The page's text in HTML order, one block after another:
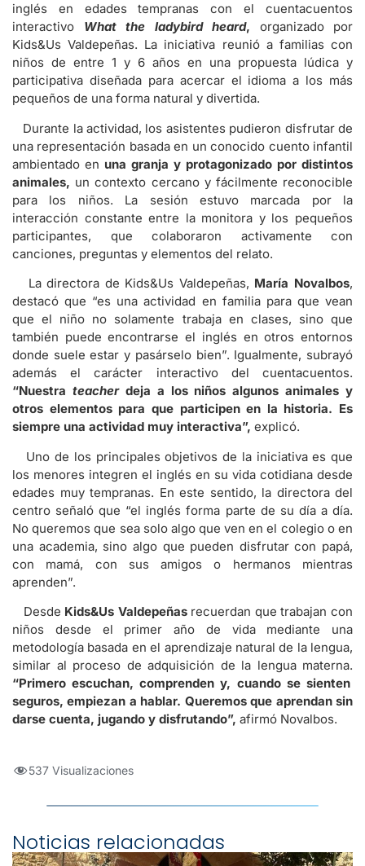
inglés en edades tempranas con el cuentacuentos
interactivo What the ladybird heard, organizado por
Kids&Us Valdepeñas. La iniciativa reunió a familias con
niños de entre 1 y 6 años en una propuesta lúdica y
participativa diseñada para acercar el idioma a los más
pequeños de una forma natural y divertida.
Durante la actividad, los asistentes pudieron disfrutar de
una representación basada en un conocido cuento infantil
ambientado en una granja y protagonizado por distintos
animales, un contexto cercano y fácilmente reconocible
para los niños. La sesión estuvo marcada por la
interacción constante entre la monitora y los pequeños
participantes, que colaboraron activamente con
canciones, preguntas y elementos del relato.
La directora de Kids&Us Valdepeñas, María Novalbos,
destacó que “es una actividad en familia para que vean
que el niño no solamente trabaja en clases, sino que
también puede encontrarse el inglés en otros entornos
donde suele estar y pasárselo bien”. Igualmente, subrayó
además el carácter interactivo del cuentacuentos.
“Nuestra teacherdeja a los niños algunos animales y
otros elementos para que participen en la historia. Es
siempre una actividad muy interactiva”, explicó.
Uno de los principales objetivos de la iniciativa es que
los menores integren el inglés en su vida cotidiana desde
edades muy tempranas. En este sentido, la directora del
centro señaló que “el inglés forma parte de su día a día.
No queremos que sea solo algo que ven en el colegio o en
una academia, sino algo que pueden disfrutar con papá,
con mamá, con sus amigos o hermanos mientras
aprenden”.
Desde Kids&Us Valdepeñasrecuerdan que trabajan con
niños desde el primer año de vida mediante una
metodología basada en el aprendizaje natural de la lengua,
similar al proceso de adquisición de la lengua materna.
“Primero escuchan, comprenden y, cuando se sienten
seguros, empiezan a hablar. Queremos que aprendan sin
darse cuenta, jugando y disfrutando”, afirmó Novalbos.
537 Visualizaciones
Noticias relacionadas